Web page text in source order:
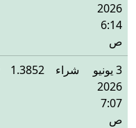
2026
6:14
ص
3 يونيو
2026
7:07
ص
شراء 1.3852